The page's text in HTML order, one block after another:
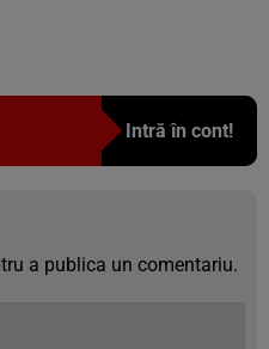
Intră în cont!
a publica un comentariu.